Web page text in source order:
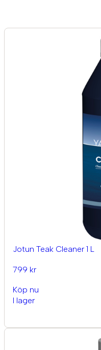
Jotun Teak Cleaner 1 L
799 kr
Köp nu
I lager